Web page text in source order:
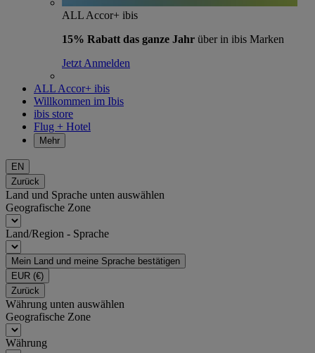
ALL Accor+ ibis
15% Rabatt das ganze Jahr über in ibis Marken
Jetzt Anmelden
ALL Accor+ ibis
Willkommen im Ibis
ibis store
Flug + Hotel
Mehr
EN
Zurück
Land und Sprache unten auswählen
Geografische Zone
Land/Region - Sprache
Mein Land und meine Sprache bestätigen
EUR (€)
Zurück
Währung unten auswählen
Geografische Zone
Währung